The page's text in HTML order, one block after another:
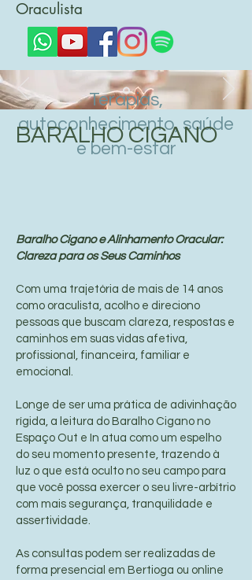
Oraculista
Terapias,
autoconhecimento, saúde
e bem-estar
BARALHO CIGANO
Baralho Cigano e Alinhamento Oracular:
Clareza para os Seus Caminhos
Com uma trajetória de mais de 14 anos
como oraculista, acolho e direciono
pessoas que buscam clareza, respostas e
caminhos em suas vidas afetiva,
profissional, financeira, familiar e
emocional.
Longe de ser uma prática de adivinhação
rígida, a leitura do Baralho Cigano no
Espaço Out e In atua como um espelho
do seu momento presente, trazendo à
luz o que está oculto no seu campo para
que você possa exercer o seu livre-arbítrio
com mais segurança, tranquilidade e
assertividade.
As consultas podem ser realizadas de
forma presencial em Bertioga ou online